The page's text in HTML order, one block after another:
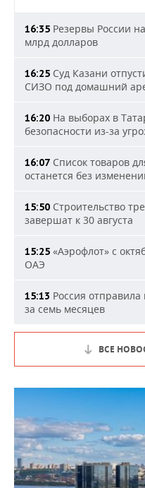
16:35 Резервы России
млрд долларов
16:25 Суд Казани
СИЗО под домашний
16:20 На выборах в
безопасности из-за
16:07 Список товаров
останется без
15:50 Строительство
завершат к 30 августа
15:25 «Аэрофлот» с
ОАЭ
15:13 Россия
за семь месяцев
ВСЕ